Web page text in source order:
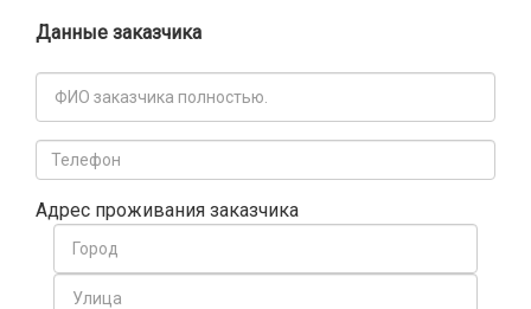
Данные заказчика
Адрес проживания заказчика